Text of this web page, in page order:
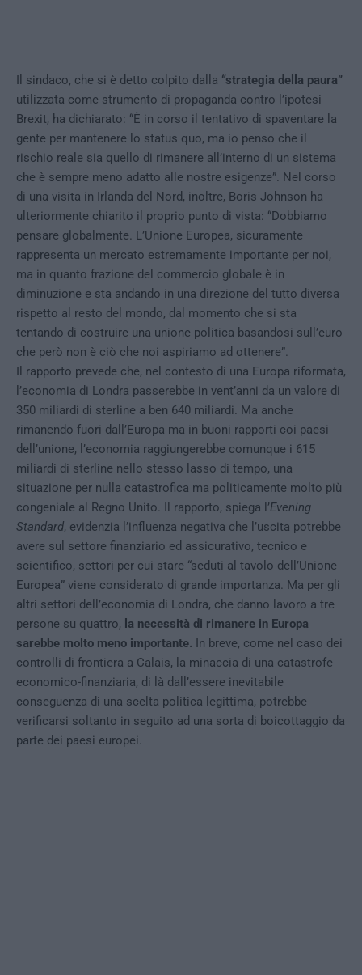
Il sindaco, che si è detto colpito dalla “strategia della paura”
utilizzata come strumento di propaganda contro l’ipotesi
Brexit, ha dichiarato: “È in corso il tentativo di spaventare la
gente per mantenere lo status quo, ma io penso che il
rischio reale sia quello di rimanere all’interno di un sistema
che è sempre meno adatto alle nostre esigenze”. Nel corso
di una visita in Irlanda del Nord, inoltre, Boris Johnson ha
ulteriormente chiarito il proprio punto di vista: “Dobbiamo
pensare globalmente. L’Unione Europea, sicuramente
rappresenta un mercato estremamente importante per noi,
ma in quanto frazione del commercio globale è in
diminuzione e sta andando in una direzione del tutto diversa
rispetto al resto del mondo, dal momento che si sta
tentando di costruire una unione politica basandosi sull’euro
che però non è ciò che noi aspiriamo ad ottenere”.
Il rapporto prevede che, nel contesto di una Europa riformata,
l’economia di Londra passerebbe in vent’anni da un valore di
350 miliardi di sterline a ben 640 miliardi. Ma anche
rimanendo fuori dall’Europa ma in buoni rapporti coi paesi
dell’unione, l’economia raggiungerebbe comunque i 615
miliardi di sterline nello stesso lasso di tempo, una
situazione per nulla catastrofica ma politicamente molto più
congeniale al Regno Unito. Il rapporto, spiega l’Evening
Standard, evidenzia l’influenza negativa che l’uscita potrebbe
avere sul settore finanziario ed assicurativo, tecnico e
scientifico, settori per cui stare “seduti al tavolo dell’Unione
Europea” viene considerato di grande importanza. Ma per gli
altri settori dell’economia di Londra, che danno lavoro a tre
persone su quattro, la necessità di rimanere in Europa
sarebbe molto meno importante. In breve, come nel caso dei
controlli di frontiera a Calais, la minaccia di una catastrofe
economico-finanziaria, di là dall’essere inevitabile
conseguenza di una scelta politica legittima, potrebbe
verificarsi soltanto in seguito ad una sorta di boicottaggio da
parte dei paesi europei.